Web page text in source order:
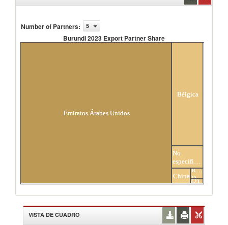
Number of Partners: 5
Burundi 2023 Export Partner Share
Emiratos Árabes Unidos
Bélgica
No
China
Congo,
Rep.
Dem.
del
Others
(2)
VISTA DE CUADRO